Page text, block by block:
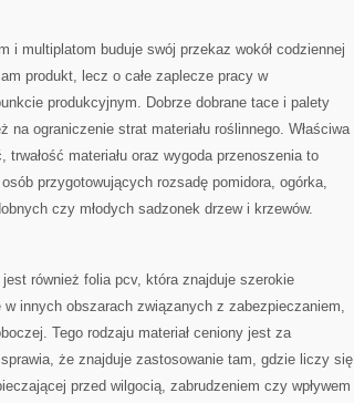
i multiplatom buduje swój przekaz wokół codziennej
produkt, lecz o całe zaplecze pracy w
produkcyjnym. Dobrze dobrane tace i palety
na ograniczenie strat materiału roślinnego. Właściwa
trwałość materiału oraz wygoda przenoszenia to
przygotowujących rozsadę pomidora, ogórka,
czy młodych sadzonek drzew i krzewów.
również folia pcv, która znajduje szerokie
innych obszarach związanych z zabezpieczaniem,
Tego rodzaju materiał ceniony jest za
że znajduje zastosowanie tam, gdzie liczy się
przed wilgocią, zabrudzeniem czy wpływem